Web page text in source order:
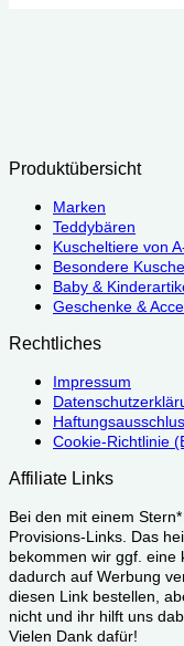
Produktübersicht
Marken
Teddybären
Kuscheltiere von
Besondere
Baby &
Geschenke &
Rechtliches
Impressum
Cookie-Richtlinie
Affiliate Links
Bei den mit einem
Provisions-Links. Das
bekommen wir ggf. eine
dadurch auf Werbung
diesen Link bestellen,
nicht und ihr hilft uns
Vielen Dank dafür!